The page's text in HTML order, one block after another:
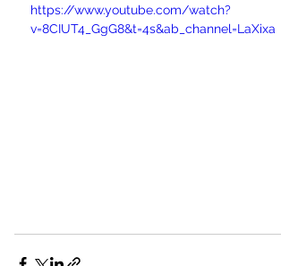
https://www.youtube.com/watch?
v=8CIUT4_GgG8&t=4s&ab_channel=LaXixa